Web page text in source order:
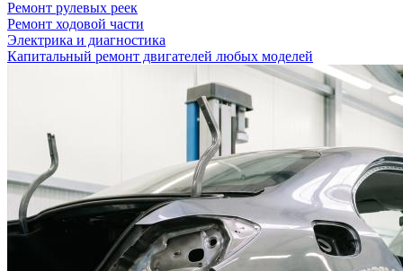
Ремонт рулевых реек
Ремонт ходовой части
Электрика и диагностика
Капитальный ремонт двигателей любых моделей